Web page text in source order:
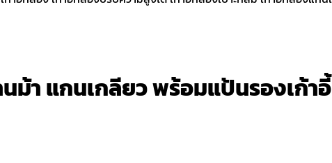
ม้า แกนเกลียว พร้อมแป้นรองเก้าอี้